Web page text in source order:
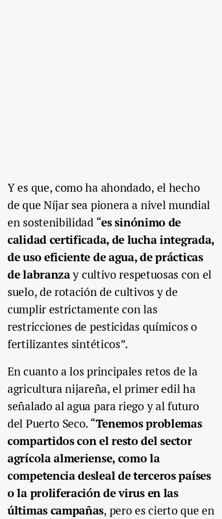
Y es que, como ha ahondado, el hecho
de que Níjar sea pionera a nivel mundial
en sostenibilidad “es sinónimo de
calidad certificada, de lucha integrada,
de uso eficiente de agua, de prácticas
de labranzay cultivo respetuosas con el
suelo, de rotación de cultivos y de
cumplir estrictamente con las
restricciones de pesticidas químicos o
fertilizantes sintéticos”.
En cuanto a los principales retos de la
agricultura nijareña, el primer edil ha
señalado al agua para riego y al futuro
del Puerto Seco. “Tenemos problemas
compartidos con el resto del sector
agrícola almeriense, como la
competencia desleal de terceros países
o la proliferación de virus en las
últimas campañas, pero es cierto que en